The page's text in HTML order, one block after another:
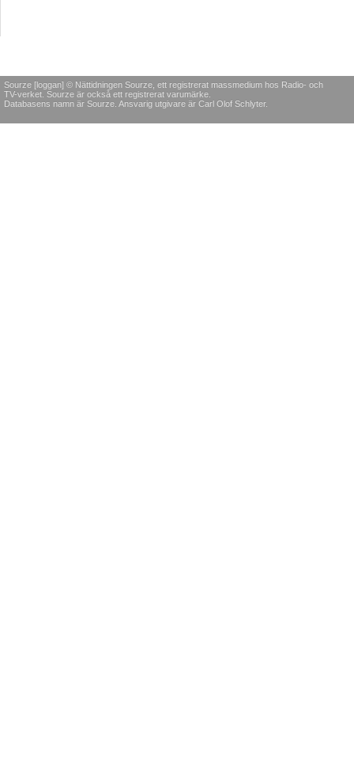
Sourze [loggan] © Nättidningen Sourze, ett registrerat massmedium hos Radio- och
TV-verket. Sourze är också ett registrerat varumärke.
Databasens namn är Sourze. Ansvarig utgivare är Carl Olof Schlyter.